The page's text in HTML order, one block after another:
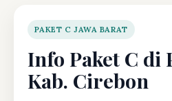
PAKET C JAWA BARAT
Info Paket C di
Kab. Cirebon